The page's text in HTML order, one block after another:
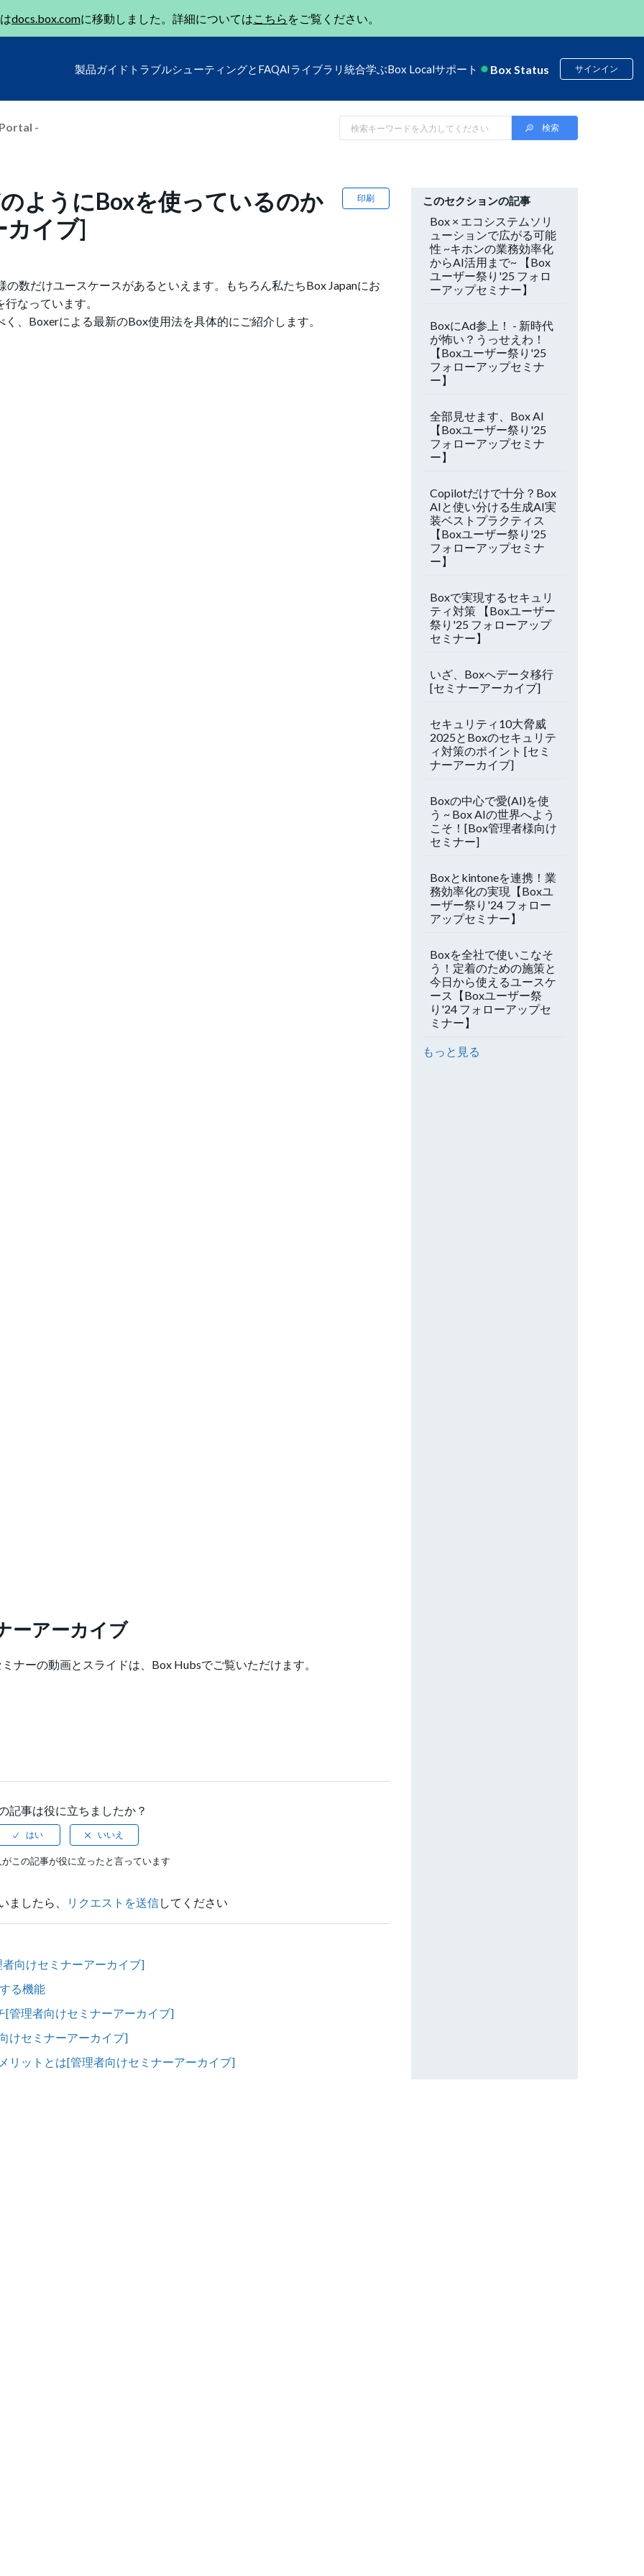
docs.box.comに移動しました。詳細についてはこちら をご覧ください。
製品ガイド トラブルシューティングとFAQAIライブラリ 統合学ぶBox Localサポート Box Status サインイン
-
印刷
ようにBoxを使っているのか
カイブ]
数だけユースケースがあるといえます。もちろん私たちBox Japanにお
なっています。
、Boxerによる最新のBox使用法を具体的にご紹介します。
ーアーカイブ
ナーの動画とスライドは、Box Hubsでご覧いただけます。
記事は役に立ちましたか？
この記事が役に立ったと言っています
ましたら、 リクエストを送信してください
向けセミナーアーカイブ]
る機能
管理者向けセミナーアーカイブ]
けセミナーアーカイブ]
リットとは[管理者向けセミナーアーカイブ]
このセクションの記事
Box × エコシステムソリ
ューションで広がる可能
性 ~キホンの業務効率化
からAI活用まで~ 【Box
ユーザー祭り'25 フォロ
ーアップセミナー】
BoxにAd参上！ - 新時代
が怖い？うっせえわ！
【Boxユーザー祭り'25
フォローアップセミナ
ー】
全部見せます、Box AI
【Boxユーザー祭り'25
フォローアップセミナ
ー】
Copilotだけで十分？Box
AIと使い分ける生成AI実
装ベストプラクティス
【Boxユーザー祭り'25
フォローアップセミナ
ー】
Boxで実現するセキュリ
ティ対策 【Boxユーザー
祭り'25 フォローアップ
セミナー】
いざ、Boxへデータ移行
[セミナーアーカイブ]
セキュリティ10大脅威
2025とBoxのセキュリテ
ィ対策のポイント [セミ
ナーアーカイブ]
Boxの中心で愛(AI)を使
う ~ Box AIの世界へよう
こそ！[Box管理者様向け
セミナー]
Boxとkintoneを連携！業
務効率化の実現【Boxユ
ーザー祭り'24 フォロー
アップセミナー】
Boxを全社で使いこなそ
う！定着のための施策と
今日から使えるユースケ
ース【Boxユーザー祭
り'24 フォローアップセ
ミナー】
もっと見る